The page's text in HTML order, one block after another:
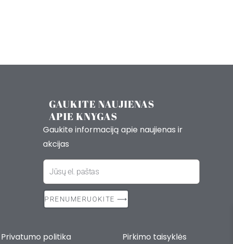
GAUKITE NAUJIENAS
APIE KNYGAS
Gaukite informaciją apie naujienas ir
akcijas
paštas
PRENUMERUOKITE ⟶
Privatumo politika Pirkimo taisyklės